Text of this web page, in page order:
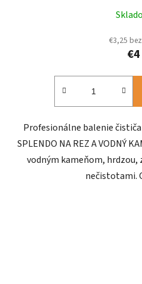
€3,25
€4
Profesionálne balenie
SPLENDO NA REZ A VODNÝ
vodným kameňom, hrdzou,
nečistotami.